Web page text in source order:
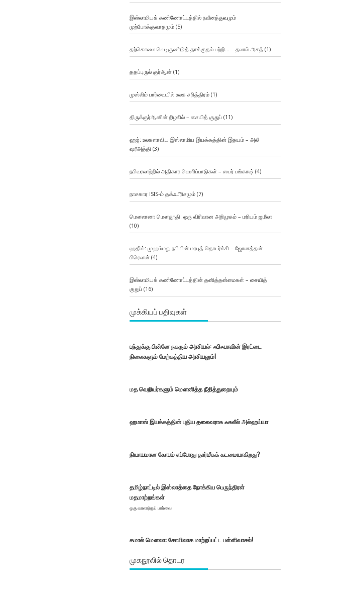
இஸ்லாமியக் கண்ணோட்டத்தில் நவீனத்துவமும்
முற்போக்குவாதமும்(5)
தற்கொலை வெடிகுண்டுத் தாக்குதல் பற்றி… – தலால் அசத் (1)
ததப்புருல் குர்ஆன் (1)
முஸ்லிம் பார்வையில் உலக சரித்திரம்(1)
திருக்குர்ஆனின் நிழலில் – சையித் குதுப் (11)
ஹஜ்: உலகளாவிய இஸ்லாமிய இயக்கத்தின் இதயம் – அலீ
ஷரீஅத்தி (3)
நபிவரலாற்றில் அதிகார வெளிப்பாடுகள் – ஸபர் பங்காஷ் (4)
நாசகார ISIS-ம் தக்ஃபீரிசமும்(7)
மௌலானா மௌதூதி: ஒரு விரிவான அறிமுகம் – மரியம் ஜமீலா
(10)
ஹதீஸ்: முஹம்மது நபியின் மரபுத் தொடர்ச்சி – ஜோனத்தன்
பிரௌன் (4)
இஸ்லாமியக் கண்ணோட்டத்தின் தனித்தன்மைகள் – சையித்
குதுப் (16)
முக்கியப் பதிவுகள்
பந்துக்கு பின்னே நகரும் அரசியல்: ஃபிஃபாவின் இரட்டை
நிலைகளும் மேற்கத்திய அரசியலும்!
மத வெறியர்களும் மௌனித்த நீதித்துறையும்
ஹமாஸ் இயக்கத்தின் புதிய தலைவராக ஃகலீல் அல்ஹய்யா
நியாயமான கோபம் எப்போது தார்மீகக் கடமையாகிறது?
தமிழ்நாட்டில் இஸ்லாத்தை நோக்கிய பெருந்திரள்
மதமாற்றங்கள்
ஒரு வரலாற்றுப் பார்வை
கமால் மௌலா: கோயிலாக மாற்றப்பட்ட பள்ளிவாசல்!
முகநூலில் தொடர